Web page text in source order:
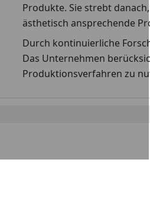
Produkte. Sie strebt
ästhetisch ansprechende
Durch kontinuierliche
Das Unternehmen
Produktionsverfahren zu